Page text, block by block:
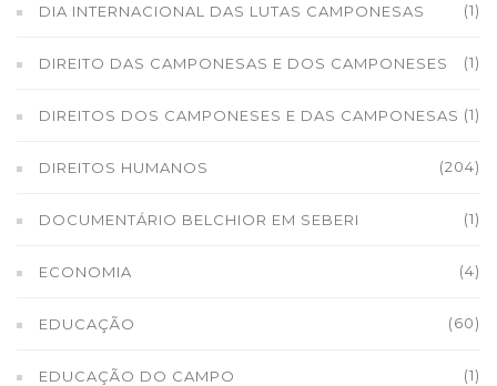
DIA INTERNACIONAL DAS LUTAS CAMPONESAS (1)
DIREITO DAS CAMPONESAS E DOS CAMPONESES (1)
DIREITOS DOS CAMPONESES E DAS CAMPONESAS (1)
DIREITOS HUMANOS (204)
DOCUMENTÁRIO BELCHIOR EM SEBERI (1)
ECONOMIA (4)
EDUCAÇÃO (60)
EDUCAÇÃO DO CAMPO (1)